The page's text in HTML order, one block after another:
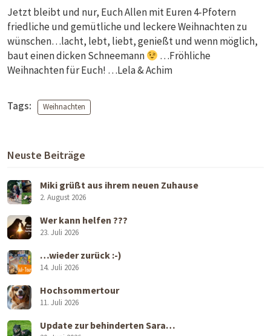
Jetzt bleibt und nur, Euch Allen mit Euren 4-Pfotern
friedliche und gemütliche und leckere Weihnachten zu
wünschen…lacht, lebt, liebt, genießt und wenn möglich,
baut einen dicken Schneemann
…Fröhliche
Weihnachten für Euch! …Lela & Achim
Tags: Weihnachten
Neuste Beiträge
Miki grüßt aus ihrem neuen Zuhause
2. August 2026
Wer kann helfen ???
23. Juli 2026
…wieder zurück :-)
14. Juli 2026
Hochsommertour
11. Juli 2026
Update zur behinderten Sara…